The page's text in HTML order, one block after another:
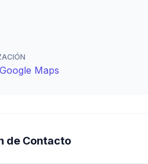
Maps
de Contacto